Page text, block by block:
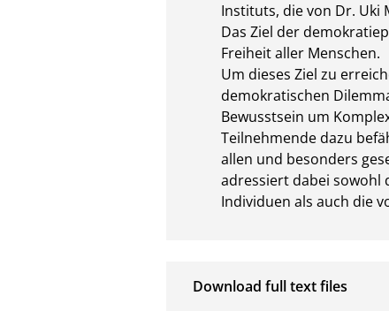
Instituts, die von Dr. Uki
Das Ziel der
Freiheit aller Menschen.
Um dieses Ziel zu
demokratischen
Bewusstsein um
Teilnehmende dazu
allen und besonders
adressiert dabei sowohl
Individuen als auch die
Download full text files